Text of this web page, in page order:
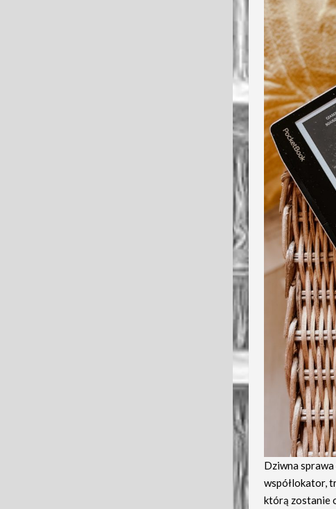
Dziwna
współlokator,
którą zostanie